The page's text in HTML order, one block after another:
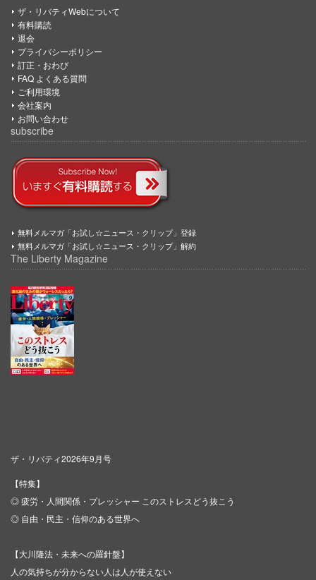
ザ・リバティWebについて
有料購読
退会
プライバシーポリシー
訂正・おわび
FAQ よくある質問
ご利用環境
会社案内
お問い合わせ
subscribe
無料メルマガ「お試し☆ニュース・クリップ」登録
無料メルマガ「お試し☆ニュース・クリップ」解約
The Liberty Magazine
ザ・リバティ2026年9月号
【特集】
◎ 疲労・人間関係・プレッシャー このストレスどう抜こう
◎ 自由・民主・信仰のある世界へ
【大川隆法・未来への羅針盤】
人の気持ちが分からない人は人が使えない